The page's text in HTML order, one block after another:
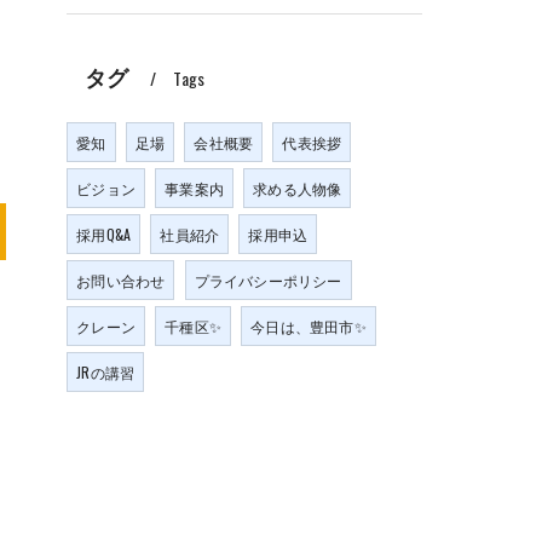
タグ Tags
愛知 足場 会社概要 代表挨拶
ビジョン 事業案内 求める人物像
採用Q&A 社員紹介 採用申込
お問い合わせ プライバシーポリシー
クレーン 千種区✨ 今日は、豊田市✨
JRの講習